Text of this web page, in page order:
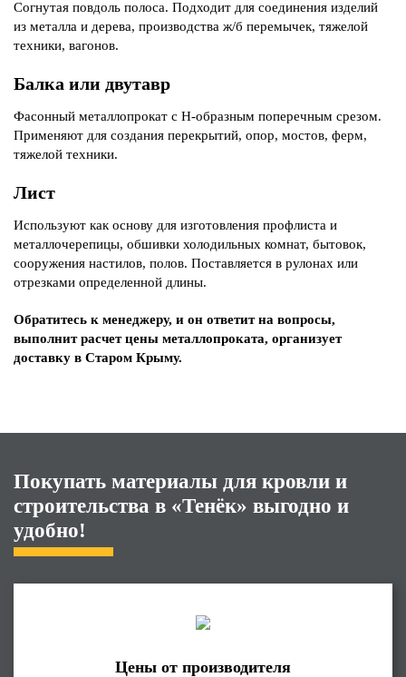
Согнутая повдоль полоса. Подходит для соединения изделий
из металла и дерева, производства ж/б перемычек, тяжелой
техники, вагонов.
Балка или двутавр
Фасонный металлопрокат с Н-образным поперечным срезом.
Применяют для создания перекрытий, опор, мостов, ферм,
тяжелой техники.
Лист
Используют как основу для изготовления профлиста и
металлочерепицы, обшивки холодильных комнат, бытовок,
сооружения настилов, полов. Поставляется в рулонах или
отрезками определенной длины.
Обратитесь к менеджеру, и он ответит на вопросы,
выполнит расчет цены металлопроката, организует
доставку в Старом Крыму.
Покупать материалы для кровли и
строительства в «Тенёк» выгодно и
удобно!
Цены от производителя